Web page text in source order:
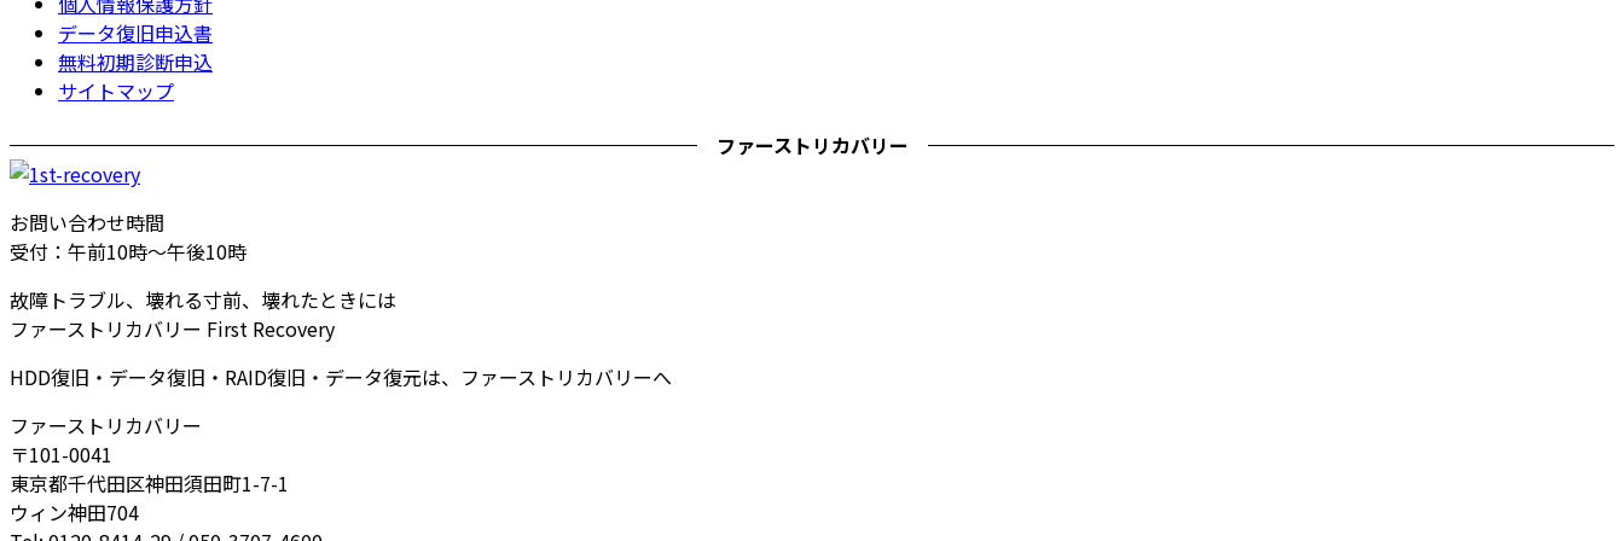
データ復旧申込書
無料初期診断申込
サイトマップ
ファーストリカバリー
お問い合わせ時間
受付：午前10時～午後10時
故障トラブル、壊れる寸前、壊れたときには
ファーストリカバリー First Recovery
HDD復旧・データ復旧・RAID復旧・データ復元は、ファーストリカバリーへ
ファーストリカバリー
〒101-0041
東京都千代田区神田須田町1-7-1
ウィン神田704